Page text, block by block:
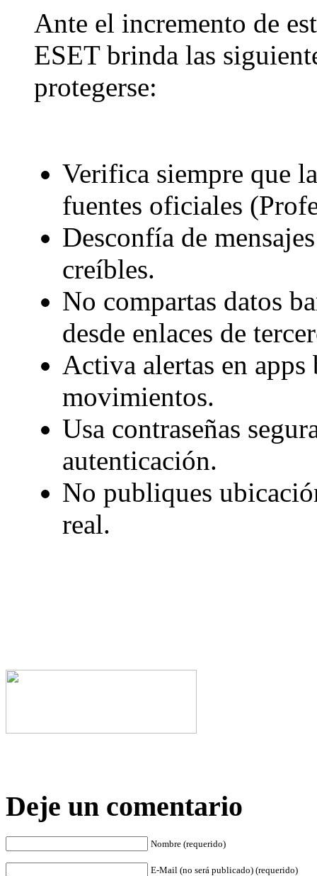
Ante el incremento de
ESET brinda las
protegerse:
Verifica siempre que
fuentes oficiales
Desconfía de
creíbles.
No compartas datos
desde enlaces de
Activa alertas en
movimientos.
Usa contraseñas
autenticación.
No publiques
real.
Deje un comentario
Nombre (requerido)
E-Mail (no será publicado) (requerido)